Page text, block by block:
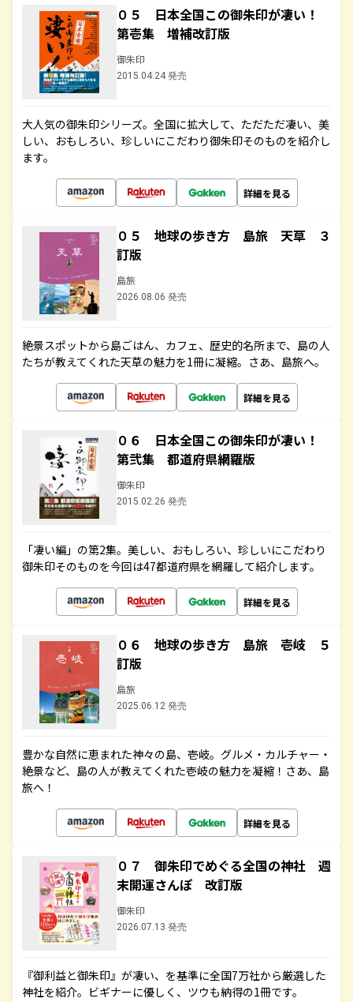
０５ 日本全国この御朱印が凄い！
第壱集 増補改訂版
御朱印
2015.04.24 発売
大人気の御朱印シリーズ。全国に拡大して、ただただ凄い、美
しい、おもしろい、珍しいにこだわり御朱印そのものを紹介し
ます。
詳細を見る
０５ 地球の歩き方 島旅 天草 ３
訂版
島旅
2026.08.06 発売
絶景スポットから島ごはん、カフェ、歴史的名所まで、島の人
たちが教えてくれた天草の魅力を1冊に凝縮。さあ、島旅へ。
詳細を見る
０６ 日本全国この御朱印が凄い！
第弐集 都道府県網羅版
御朱印
2015.02.26 発売
「凄い編」の第2集。美しい、おもしろい、珍しいにこだわり
御朱印そのものを今回は47都道府県を網羅して紹介します。
詳細を見る
０６ 地球の歩き方 島旅 壱岐 ５
訂版
島旅
2025.06.12 発売
豊かな自然に恵まれた神々の島、壱岐。グルメ・カルチャー・
絶景など、島の人が教えてくれた壱岐の魅力を凝縮！さあ、島
旅へ！
詳細を見る
０７ 御朱印でめぐる全国の神社 週
末開運さんぽ 改訂版
御朱印
2026.07.13 発売
『御利益と御朱印』が凄い、を基準に全国7万社から厳選した
神社を紹介。ビギナーに優しく、ツウも納得の1冊です。